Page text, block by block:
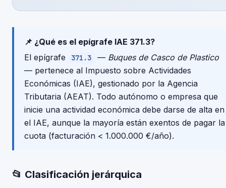
📌 ¿Qué es el epígrafe IAE 371.3?
El epígrafe
371.3 — Buques de Casco de Plastico
— pertenece al Impuesto sobre Actividades
Económicas (IAE), gestionado por la Agencia
Tributaria (AEAT). Todo autónomo o empresa que
inicie una actividad económica debe darse de alta en
el IAE, aunque la mayoría están exentos de pagar la
cuota (facturación < 1.000.000 €/año).
📂 Clasificación jerárquica